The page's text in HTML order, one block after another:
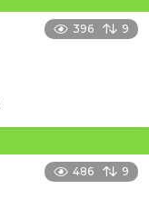
396 9
486 9